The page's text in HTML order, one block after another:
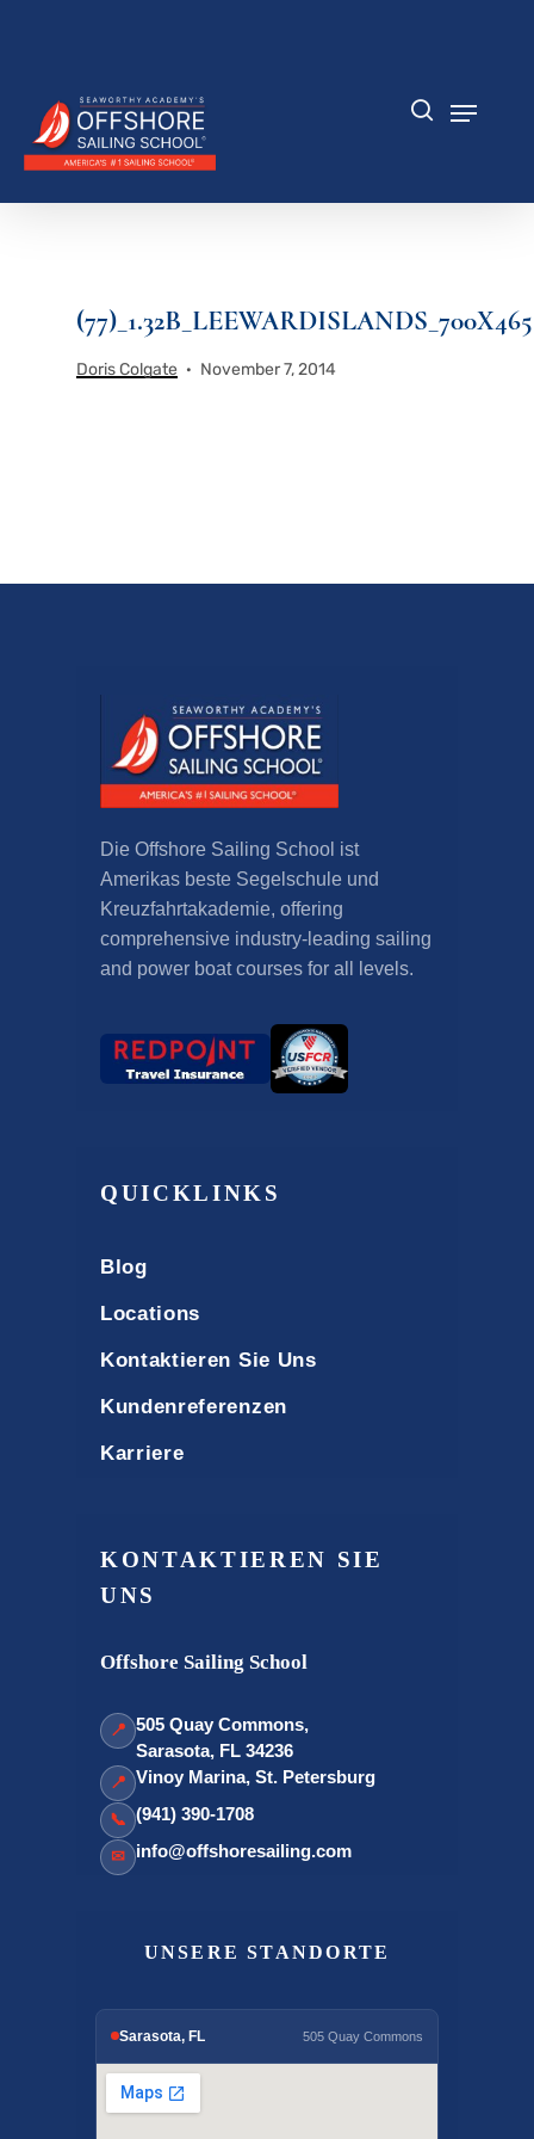
(77)_1.32B_LEEWARDISLANDS_700X465
Doris Colgate November 7, 2014
Die Offshore Sailing School ist
Amerikas beste Segelschule und
Kreuzfahrtakademie, offering
comprehensive industry-leading sailing
and power boat courses for all levels.
QUICKLINKS
Blog
Locations
Kontaktieren Sie Uns
Kundenreferenzen
Karriere
KONTAKTIEREN SIE
UNS
Offshore Sailing School
📍 505 Quay Commons,
Sarasota, FL 34236
📍 Vinoy Marina, St. Petersburg
📞 (941) 390-1708
✉ info@offshoresailing.com
UNSERE STANDORTE
Sarasota, FL 505 Quay Commons